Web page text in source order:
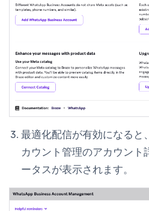
最適化配信が有効になると、
カウント管理のアカウント
ータスが表示されます。